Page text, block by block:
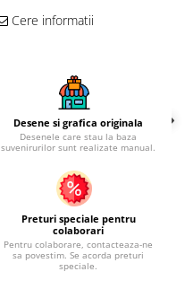
Cere informatii
Desene si grafica originala
Desenele care stau la baza
suvenirurilor sunt realizate manual.
Preturi speciale pentru
colaborari
Pentru colaborare, contacteaza-ne
sa povestim. Se acorda preturi
speciale.